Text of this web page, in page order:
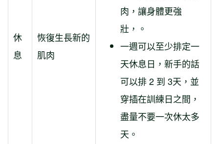
休
息
恢復生長新的
肌肉
肉，讓身體更強
壯，。
一週可以至少排定一
天休息日，新手的話
可以排 2 到 3天，並
穿插在訓練日之間，
盡量不要一次休太多
天。